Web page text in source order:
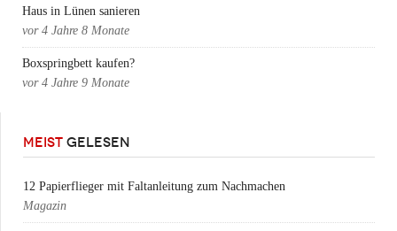
Haus in Lünen sanieren
vor 4 Jahre 8 Monate
Boxspringbett kaufen?
vor 4 Jahre 9 Monate
MEIST GELESEN
12 Papierflieger mit Faltanleitung zum Nachmachen
Magazin